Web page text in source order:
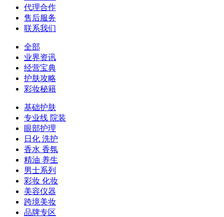
代理合作
售后服务
联系我们
全部
业界资讯
经营宝典
护肤攻略
彩妆秘籍
基础护肤
专业线 院装
眼部护理
日化 洗护
香水 香氛
精油 养生
男士系列
彩妆 化妆
美容仪器
跨境美妆
品牌专区